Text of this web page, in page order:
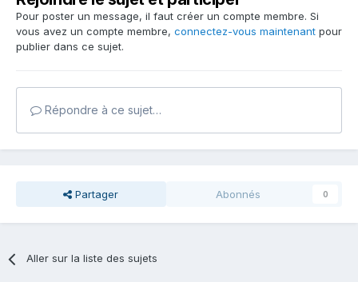
Pour poster un message, il faut créer un compte membre. Si
vous avez un compte membre, connectez-vous maintenant pour
publier dans ce sujet.
Répondre à ce sujet…
Partager Abonnés 0
Aller sur la liste des sujets